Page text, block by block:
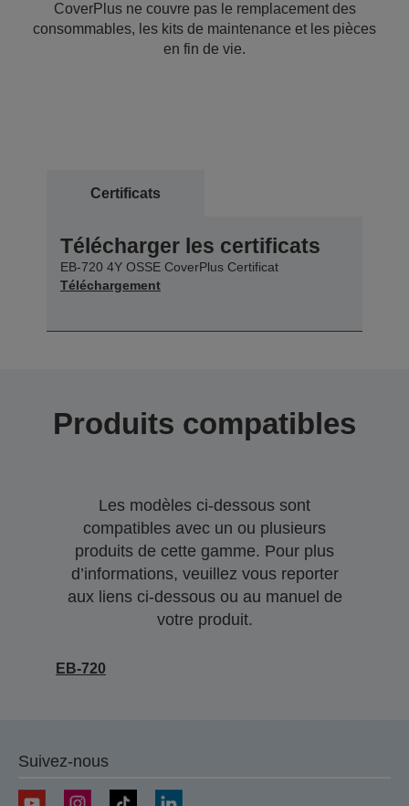
CoverPlus ne couvre pas le remplacement des
consommables, les kits de maintenance et les pièces
en fin de vie.
Certificats
Télécharger les certificats
EB-720 4Y OSSE CoverPlus Certificat
Téléchargement
Produits compatibles
Les modèles ci-dessous sont
compatibles avec un ou plusieurs
produits de cette gamme. Pour plus
d’informations, veuillez vous reporter
aux liens ci-dessous ou au manuel de
votre produit.
EB-720
Suivez-nous